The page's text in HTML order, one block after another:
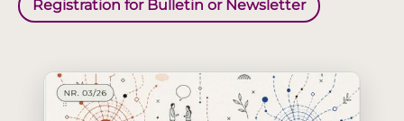
Registration for Bulletin or Newsletter